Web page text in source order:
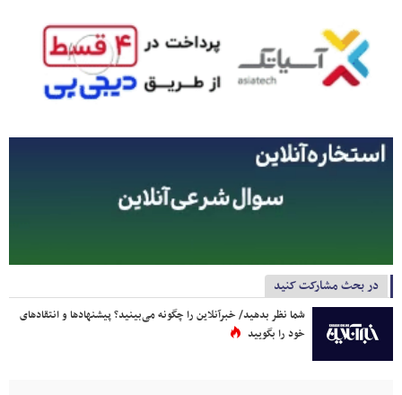
در بحث مشارکت کنید
شما نظر بدهید/ خبرآنلاین را چگونه می‌بینید؟ پیشنهادها و انتقادهای
خود را بگویید